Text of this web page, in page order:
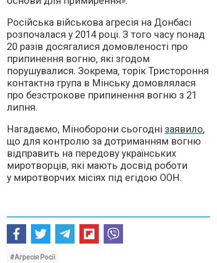
Російська військова агреcія на Донбасі
розпочалася у 2014 році. З того часу понад
20 разів досягалися домовленості про
припинення вогню, які згодом
порушувалися. Зокрема, торік Тристороння
контактна група в Мінську домовлялася
про безстрокове припинення вогню з 21
липня.
Нагадаємо, Міноборони сьогодні заявило,
що для контролю за дотриманням вогню
відправить на передову українських
миротворців, які мають досвід роботи
у миротворчих місіях під егідою ООН.
#Агресія Росії